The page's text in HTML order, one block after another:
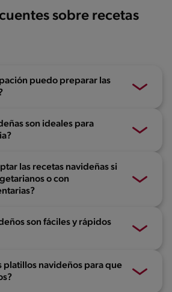
sobre recetas
puedo preparar las
son ideales para
las recetas navideñas si
o con
son fáciles y rápidos
platillos navideños para que